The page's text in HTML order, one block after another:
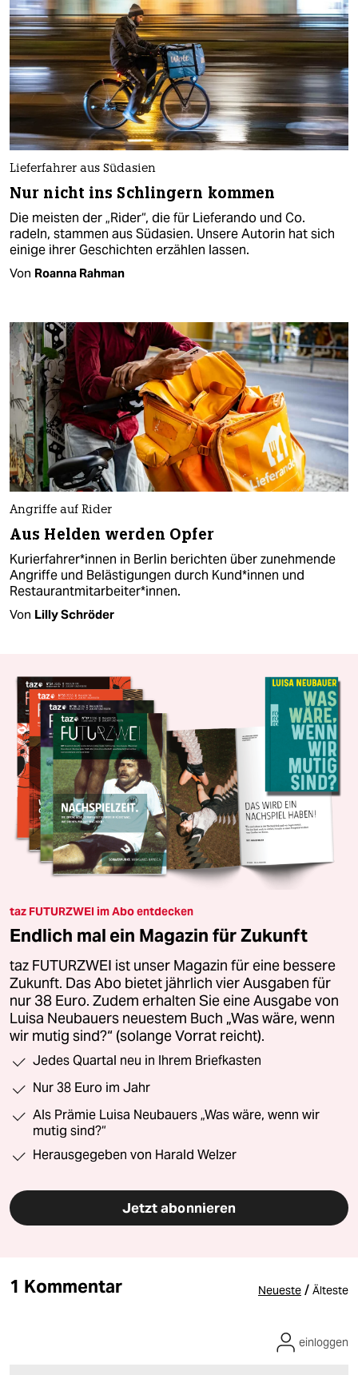
Lieferfahrer aus Südasien
Nur nicht ins Schlingern kommen
Die meisten der „Rider“, die für Lieferando und Co.
radeln, stammen aus Südasien. Unsere Autorin hat sich
einige ihrer Geschichten erzählen lassen.
Von Roanna Rahman
Angriffe auf Rider
Aus Helden werden Opfer
Ku­rier­fah­re­r*in­nen in Berlin berichten über zunehmende
Angriffe und Belästigungen durch Kun­d*in­nen und
Restaurantmit­ar­bei­te­r*in­nen.
Von Lilly Schröder
taz FUTURZWEI im Abo entdecken
Endlich mal ein Magazin für Zukunft
taz FUTURZWEI ist unser Magazin für eine bessere
Zukunft. Das Abo bietet jährlich vier Ausgaben für
nur 38 Euro. Zudem erhalten Sie eine Ausgabe von
Luisa Neubauers neuestem Buch „Was wäre, wenn
wir mutig sind?“ (solange Vorrat reicht).
Jedes Quartal neu in Ihrem Briefkasten
Nur 38 Euro im Jahr
Als Prämie Luisa Neubauers „Was wäre, wenn wir
mutig sind?“
Herausgegeben von Harald Welzer
Jetzt abonnieren
1 Kommentar Neueste / Älteste
einloggen